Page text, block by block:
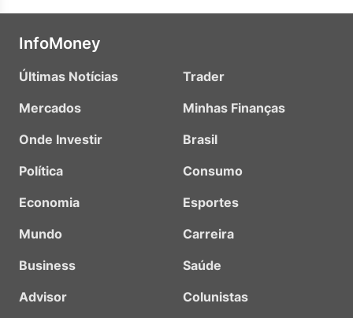
InfoMoney
Últimas Notícias
Mercados
Onde Investir
Política
Economia
Mundo
Business
Advisor
Trader
Minhas Finanças
Brasil
Consumo
Esportes
Carreira
Saúde
Colunistas